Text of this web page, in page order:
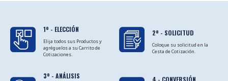
1º - ELECCIÓN
Elija todos sus Productos y
agréguelos a su Carrito de
Cotizaciones.
2º - SOLICITUD
Coloque su solicitud en la
Cesta de Cotización.
3º - ANÁLISIS 4 - CONVERSIÓN